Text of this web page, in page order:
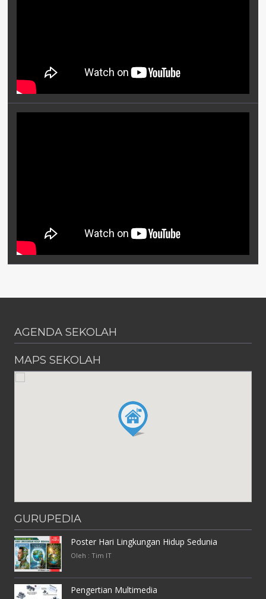
AGENDA SEKOLAH
MAPS SEKOLAH
GURUPEDIA
Poster Hari Lingkungan Hidup Sedunia
Oleh : Tim IT
Pengertian Multimedia